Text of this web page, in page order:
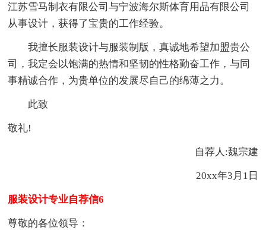
江苏雪马制衣有限公司与宁波海尔斯体育用品有限公司
从事设计，获得了宝贵的工作经验。
我擅长服装设计与服装制版，真诚地希望加盟贵公
司，我定会以饱满的热情和坚韧的性格勤奋工作，与同
事精诚合作，为贵单位的发展尽自己的绵薄之力。
此致
敬礼!
自荐人:魏宗建
20xx年3月1日
服装设计专业自荐信6
尊敬的各位领导：